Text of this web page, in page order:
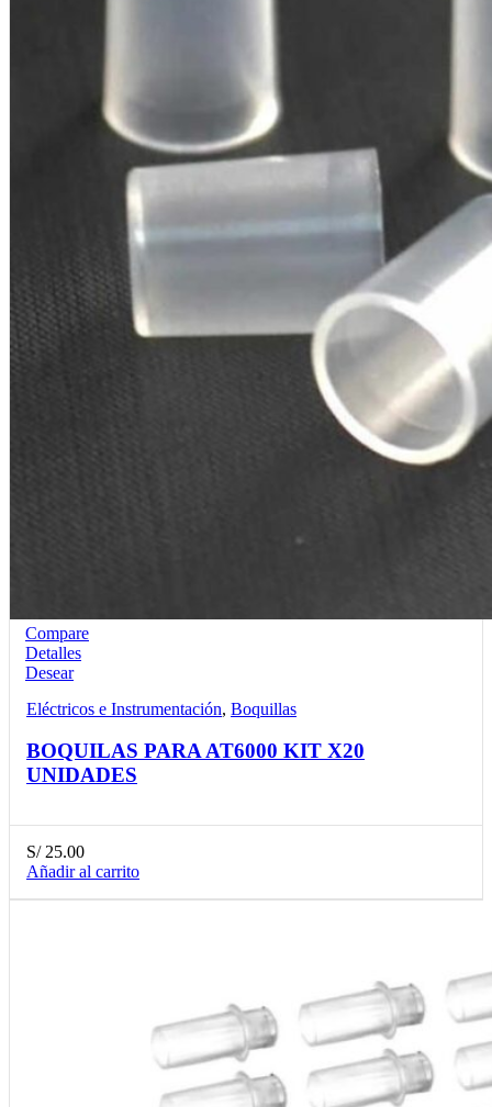
Compare
Detalles
Desear
Eléctricos e Instrumentación, Boquillas
BOQUILAS PARA AT6000 KIT X20
UNIDADES
S/25.00
Añadir al carrito